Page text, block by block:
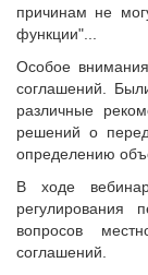
Контактная
СМИ о нас
МЕТОДИЧЕСКИЙ
Опыт регионов
Методические
Опыт
причинам не
функции"...
Особое
соглашений.
различные
решений о
определению
В ходе
регулирования
вопросов
соглашений.